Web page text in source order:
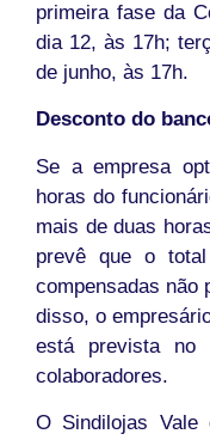
primeira fase da
dia 12, às 17h;
de junho, às 17h.
Desconto do
Se a empresa
horas do
mais de duas
prevê que o
compensadas não
disso, o
está prevista no
colaboradores.
O Sindilojas Vale